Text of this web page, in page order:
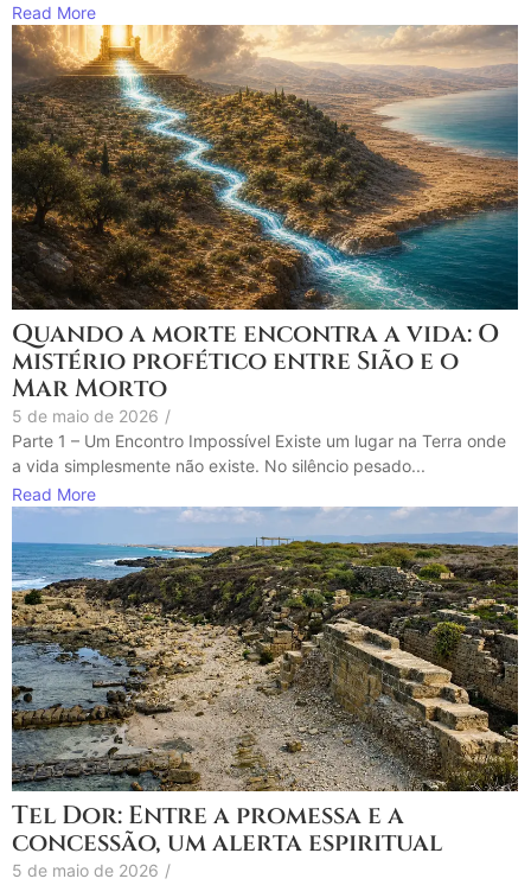
Read More
Quando a morte encontra a vida: O
mistério profético entre Sião e o
Mar Morto
5 de maio de 2026 /
Parte 1 – Um Encontro Impossível Existe um lugar na Terra onde
a vida simplesmente não existe. No silêncio pesado...
Read More
Tel Dor: Entre a promessa e a
concessão, um alerta espiritual
5 de maio de 2026 /